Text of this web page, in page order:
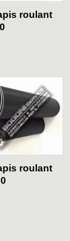
roulant
roulant